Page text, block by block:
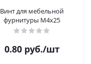
Винт для мебельной
фурнитуры М4х25
0.80руб./шт